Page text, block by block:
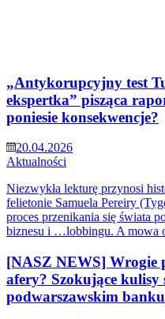
„Antykorupcyjny test
ekspertka” pisząca
poniesie konsekwencje?
20.04.2026
Aktualności
Niezwykła lekturę przynosi
felietonie Samuela Pereiry
proces przenikania się świata
biznesu i …lobbingu. A mowa
[NASZ NEWS] Wrogie
afery? Szokujące kulisy
podwarszawskim banku